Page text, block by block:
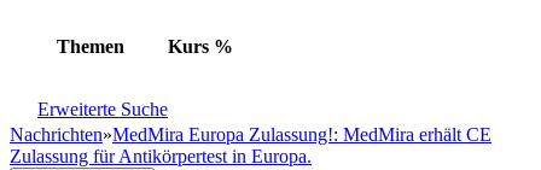
Themen Kurs %
Erweiterte Suche
Nachrichten»MedMira Europa Zulassung!: MedMira erhält CE
Zulassung für Antikörpertest in Europa.